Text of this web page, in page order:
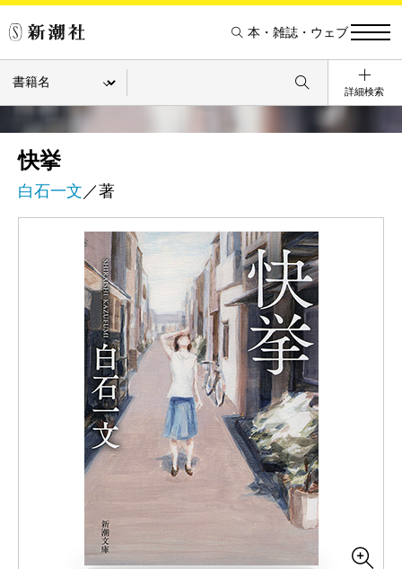
本・雑誌・ウェブ
詳細検索
快挙
白石一文 ／著